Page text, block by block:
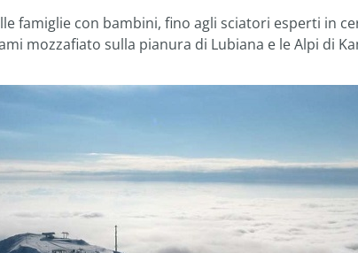
famiglie con bambini, fino agli sciatori esperti in
mozzafiato sulla pianura di Lubiana e le Alpi di